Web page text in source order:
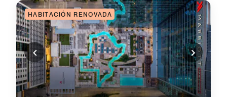
HABITACIÓN RENOVADA